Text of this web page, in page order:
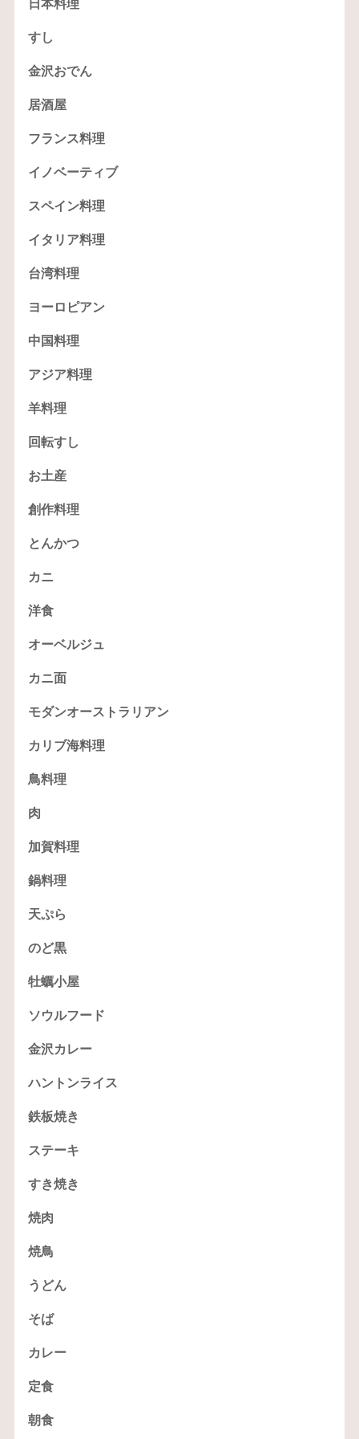
日本料理
すし
金沢おでん
居酒屋
フランス料理
イノベーティブ
スペイン料理
イタリア料理
台湾料理
ヨーロピアン
中国料理
アジア料理
羊料理
回転すし
お土産
創作料理
とんかつ
カニ
洋食
オーベルジュ
カニ面
モダンオーストラリアン
カリブ海料理
鳥料理
肉
加賀料理
鍋料理
天ぷら
のど黒
牡蠣小屋
ソウルフード
金沢カレー
ハントンライス
鉄板焼き
ステーキ
すき焼き
焼肉
焼鳥
うどん
そば
カレー
定食
朝食